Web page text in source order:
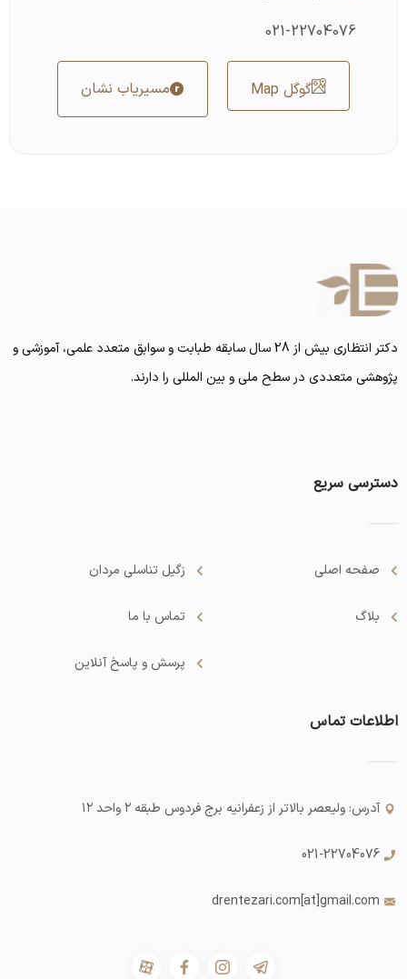
021-22704076
گوگل Map مسیریاب نشان
دکتر انتظاری بیش از 28 سال سابقه طبابت و سوابق متعدد علمی، آموزشی و
پژوهشی متعددی در سطح ملی و بین المللی را دارند.
دسترسی سریع
صفحه اصلی
بلاگ
زگیل تناسلی مردان
تماس با ما
پرسش و پاسخ آنلاین
اطلاعات تماس
آدرس: ولیعصر بالاتر از زعفرانیه برج فردوس طبقه ۲ واحد ۱۲
021-22704076
drentezari.com[at]gmail.com